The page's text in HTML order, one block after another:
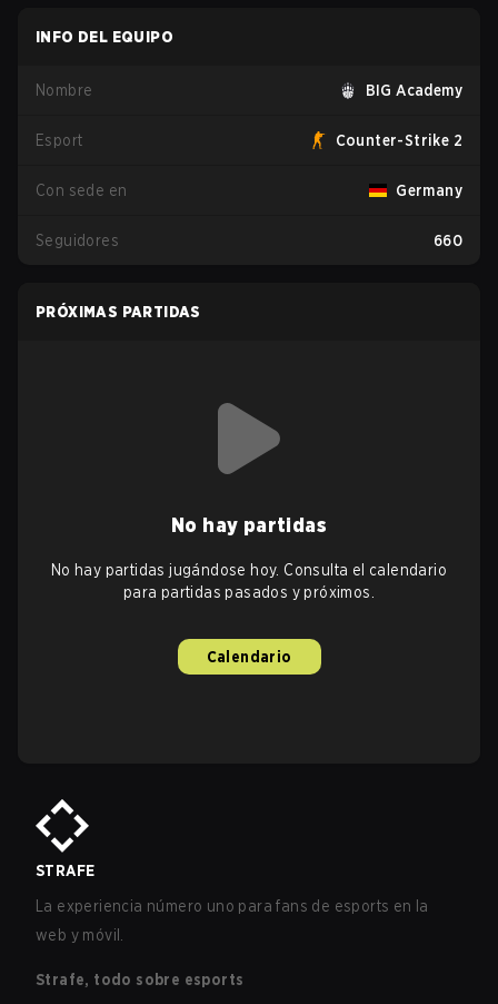
INFO DEL EQUIPO
Nombre BIG Academy
Esport Counter-Strike 2
Con sede en Germany
Seguidores 660
PRÓXIMAS PARTIDAS
No hay partidas
No hay partidas jugándose hoy. Consulta el calendario
para partidas pasados y próximos.
Calendario
STRAFE
La experiencia número uno para fans de esports en la
web y móvil.
Strafe, todo sobre esports